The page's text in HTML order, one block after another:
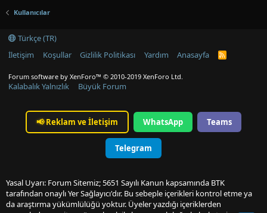
Kullanıcılar
Türkçe (TR)
İletişim
Koşullar Gizlilik Politikası Yardım Anasayfa
R
Forum software by XenForo™ © 2010-2019 XenForo Ltd.
Kalabalık Yalnızlık Büyük Forum
📢Reklam ve İletişim WhatsApp Teams
Telegram
Yasal Uyarı: Forum Sitemiz; 5651 Sayılı Kanun kapsamında BTK
tarafından onaylı Yer Sağlayıcı'dır. Bu sebeple içerikleri kontrol etme ya
da araştırma yükümlülüğü yoktur. Üyeler yazdığı içeriklerden